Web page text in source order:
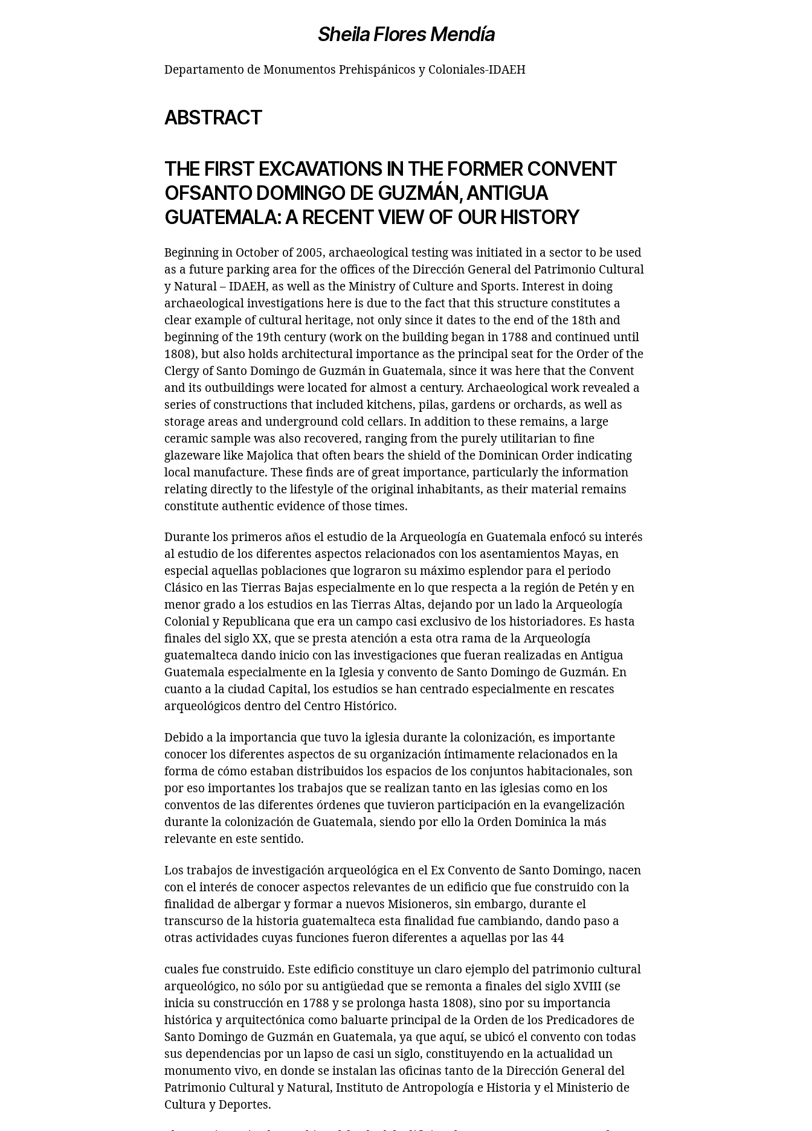
Sheila Flores Mendía
Departamento de Monumentos Prehispánicos y Coloniales-IDAEH
ABSTRACT
THE FIRST EXCAVATIONS IN THE FORMER CONVENT
OFSANTO DOMINGO DE GUZMÁN, ANTIGUA
GUATEMALA: A RECENT VIEW OF OUR HISTORY
Beginning in October of 2005, archaeological testing was initiated in a sector to be used
as a future parking area for the offices of the Dirección General del Patrimonio Cultural
y Natural – IDAEH, as well as the Ministry of Culture and Sports. Interest in doing
archaeological investigations here is due to the fact that this structure constitutes a
clear example of cultural heritage, not only since it dates to the end of the 18th and
beginning of the 19th century (work on the building began in 1788 and continued until
1808), but also holds architectural importance as the principal seat for the Order of the
Clergy of Santo Domingo de Guzmán in Guatemala, since it was here that the Convent
and its outbuildings were located for almost a century. Archaeological work revealed a
series of constructions that included kitchens, pilas, gardens or orchards, as well as
storage areas and underground cold cellars. In addition to these remains, a large
ceramic sample was also recovered, ranging from the purely utilitarian to fine
glazeware like Majolica that often bears the shield of the Dominican Order indicating
local manufacture. These finds are of great importance, particularly the information
relating directly to the lifestyle of the original inhabitants, as their material remains
constitute authentic evidence of those times.
Durante los primeros años el estudio de la Arqueología en Guatemala enfocó su interés
al estudio de los diferentes aspectos relacionados con los asentamientos Mayas, en
especial aquellas poblaciones que lograron su máximo esplendor para el periodo
Clásico en las Tierras Bajas especialmente en lo que respecta a la región de Petén y en
menor grado a los estudios en las Tierras Altas, dejando por un lado la Arqueología
Colonial y Republicana que era un campo casi exclusivo de los historiadores. Es hasta
finales del siglo XX, que se presta atención a esta otra rama de la Arqueología
guatemalteca dando inicio con las investigaciones que fueran realizadas en Antigua
Guatemala especialmente en la Iglesia y convento de Santo Domingo de Guzmán. En
cuanto a la ciudad Capital, los estudios se han centrado especialmente en rescates
arqueológicos dentro del Centro Histórico.
Debido a la importancia que tuvo la iglesia durante la colonización, es importante
conocer los diferentes aspectos de su organización íntimamente relacionados en la
forma de cómo estaban distribuidos los espacios de los conjuntos habitacionales, son
por eso importantes los trabajos que se realizan tanto en las iglesias como en los
conventos de las diferentes órdenes que tuvieron participación en la evangelización
durante la colonización de Guatemala, siendo por ello la Orden Dominica la más
relevante en este sentido.
Los trabajos de investigación arqueológica en el Ex Convento de Santo Domingo, nacen
con el interés de conocer aspectos relevantes de un edificio que fue construido con la
finalidad de albergar y formar a nuevos Misioneros, sin embargo, durante el
transcurso de la historia guatemalteca esta finalidad fue cambiando, dando paso a
otras actividades cuyas funciones fueron diferentes a aquellas por las 44
cuales fue construido. Este edificio constituye un claro ejemplo del patrimonio cultural
arqueológico, no sólo por su antigüedad que se remonta a finales del siglo XVIII (se
inicia su construcción en 1788 y se prolonga hasta 1808), sino por su importancia
histórica y arquitectónica como baluarte principal de la Orden de los Predicadores de
Santo Domingo de Guzmán en Guatemala, ya que aquí, se ubicó el convento con todas
sus dependencias por un lapso de casi un siglo, constituyendo en la actualidad un
monumento vivo, en donde se instalan las oficinas tanto de la Dirección General del
Patrimonio Cultural y Natural, Instituto de Antropología e Historia y el Ministerio de
Cultura y Deportes.